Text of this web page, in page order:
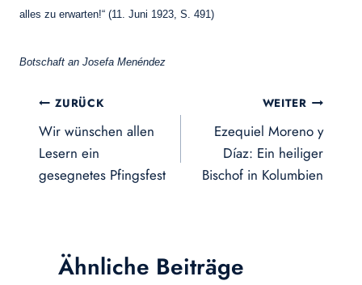
alles zu erwarten!“ (11. Juni 1923, S. 491)
Botschaft an Josefa Menéndez
Beitragsnavigation
ZURÜCK
Wir wünschen allen
Lesern ein
gesegnetes Pfingsfest
WEITER
Ezequiel Moreno y
Díaz: Ein heiliger
Bischof in Kolumbien
Ähnliche Beiträge